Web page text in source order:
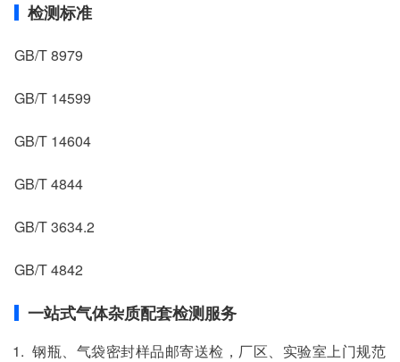
检测标准
GB/T 8979
GB/T 14599
GB/T 14604
GB/T 4844
GB/T 3634.2
GB/T 4842
一站式气体杂质配套检测服务
钢瓶、气袋密封样品邮寄送检，厂区、实验室上门规范